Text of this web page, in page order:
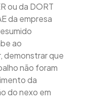
ou da DORT
da empresa
ao
demonstrar que
não foram
da
do nexo em